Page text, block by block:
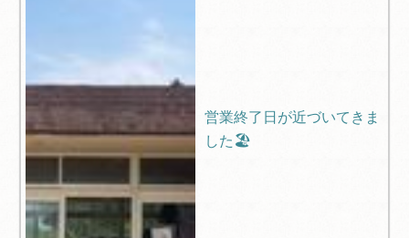
営業終了日が近づいてきま
した🏖